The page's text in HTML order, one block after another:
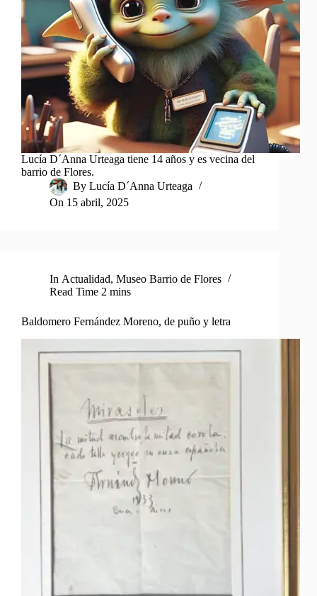
Lucía D´Anna Urteaga tiene 14 años y es vecina del
barrio de Flores.
By Lucía D´Anna Urteaga
On 15 abril, 2025
In Actualidad,Museo Barrio de Flores
Read Time 2 mins
Baldomero Fernández Moreno, de puño y letra